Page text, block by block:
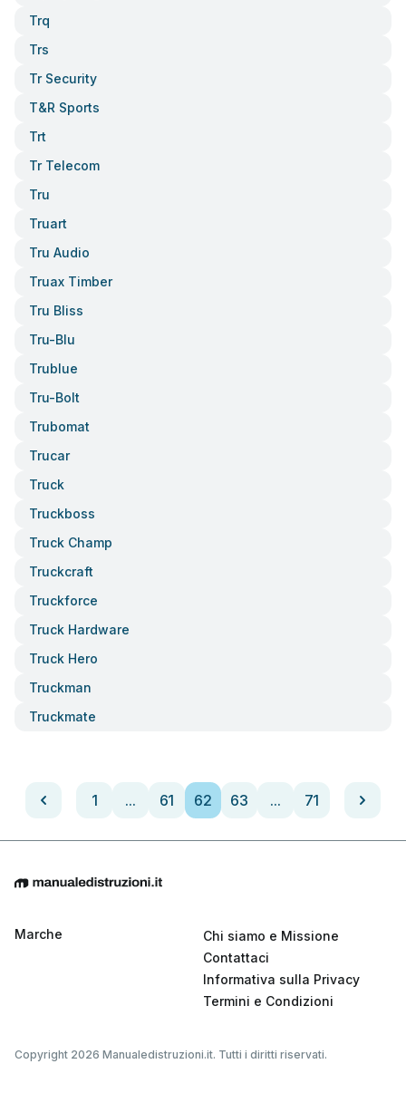
Trq
Trs
Tr Security
T&r Sports
Trt
Tr Telecom
Tru
Truart
Tru Audio
Truax Timber
Tru Bliss
Tru-Blu
Trublue
Tru-Bolt
Trubomat
Trucar
Truck
Truckboss
Truck Champ
Truckcraft
Truckforce
Truck Hardware
Truck Hero
Truckman
Truckmate
1 ... 61 62 63 ... 71
Marche
Chi siamo e Missione
Contattaci
Informativa sulla Privacy
Termini e Condizioni
Copyright 2026 Manualedistruzioni.it. Tutti i diritti riservati.